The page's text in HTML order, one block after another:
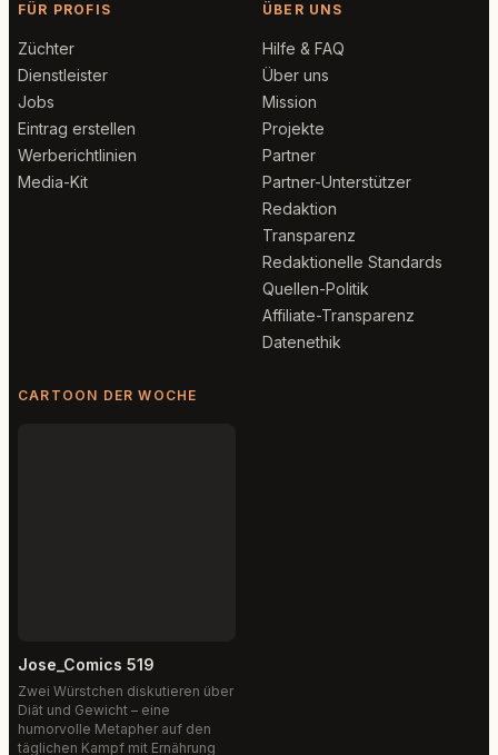
FÜR PROFIS
Züchter
Dienstleister
Jobs
Eintrag erstellen
Werberichtlinien
Media-Kit
ÜBER UNS
Hilfe & FAQ
Über uns
Mission
Projekte
Partner
Partner-Unterstützer
Redaktion
Transparenz
Redaktionelle Standards
Quellen-Politik
Affiliate-Transparenz
Datenethik
CARTOON DER WOCHE
Jose_Comics 519
Zwei Würstchen diskutieren über
Diät und Gewicht – eine
humorvolle Metapher auf den
täglichen Kampf mit Ernährung